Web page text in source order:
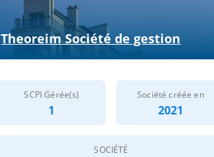
Theoreim Société de gestion
SCPI Gérée(s)
1
Société créée en
2021
SOCIÉTÉ